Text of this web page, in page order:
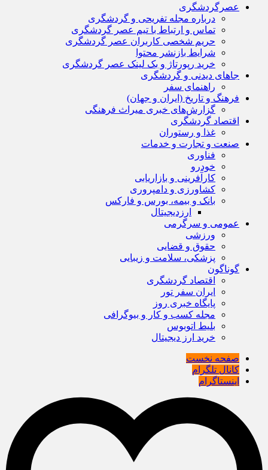
عصرگردشگری
درباره مجله تفریحی و گردشگری
تماس و ارتباط با تیم عصر گردشگری
حریم شخصی کاربران عصر گردشگری
شرایط بازنشر محتوا
خرید رپورتاژ و بک لینک عصر گردشگری
جاهای دیدنی و گردشگری
راهنمای سفر
فرهنگ و تاریخ (ایران و جهان)
گزارش‌های خبری میراث فرهنگی
اقتصاد گردشگری
غذا و رستوران
صنعت و تجارت و خدمات
فناوری
خودرو
کارآفرینی و بازاریابی
کشاورزی و دامپروری
بانک و بیمه، بورس و فارکس
ارزدیجیتال
عمومی و سرگرمی
ورزشی
حقوق و قضایی
پزشکی، سلامت و زیبایی
گوناگون
اقتصاد گردشگری
ایران سفر تور
پایگاه خبری روز
مجله کسب و کار و بیوگرافی
بلیط اتوبوس
خرید ارز دیجیتال
صفحه نخست
کانال تلگرام
اینستاگرام